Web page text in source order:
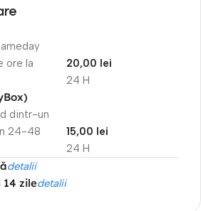
ore la
24 H
20,00 lei
dintr-un
24-48
24 H
15,00 lei
detalii
ziledetalii